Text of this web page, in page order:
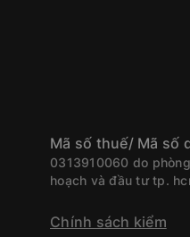
Mã số thuế/ Mã số
hoạch và đầu tư tp.
Chính sách kiểm